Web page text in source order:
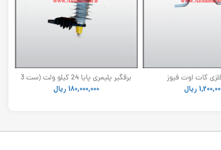
کات اوت فیوز
ریال
برقگیر پلیمری پایا 24 کیلو ولت (ست 3
عددی)
180,000,000 ریال